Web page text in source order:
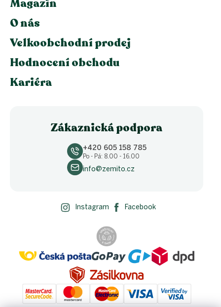
Magazín
O nás
Velkoobchodní prodej
Hodnocení obchodu
Kariéra
Zákaznická podpora
+420 605 158 785
Po - Pá: 8.00 - 16.00
info@zemito.cz
Instagram Facebook